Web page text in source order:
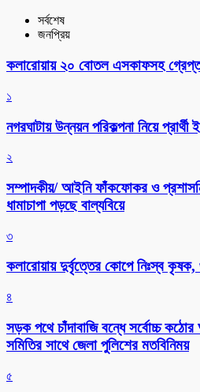
সর্বশেষ
জনপ্রিয়
কলারোয়ায় ২০ বোতল এসকাফসহ
১
নগরঘাটায় উন্নয়ন পরিকল্পনা নিয়ে
২
সম্পাদকীয়/ আইনি ফাঁকফোকর ও
ধামাচাপা পড়ছে বাল্যবিয়ে
৩
কলারোয়ায় দুর্বৃত্তের কোপে নিঃস্ব কৃষক,
৪
সড়ক পথে চাঁদাবাজি বন্ধে সর্বোচ্চ
সমিতির সাথে জেলা পুলিশের মতবিনিময়
৫